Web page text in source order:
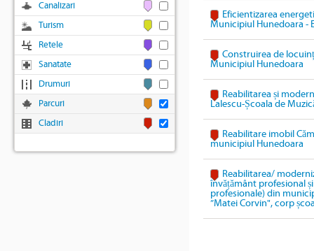
Eficientizarea
Municipiul Hunedoara -
Construirea de
Municipiul Hunedoara
Reabilitarea și
Lalescu-Școala de
Reabilitare imobil
municipiul Hunedoara
Reabilitarea/
învățământ profesional
profesionale) din
”Matei Corvin", corp
Canalizari
Turism
Retele
Sanatate
Drumuri
Parcuri
Cladiri